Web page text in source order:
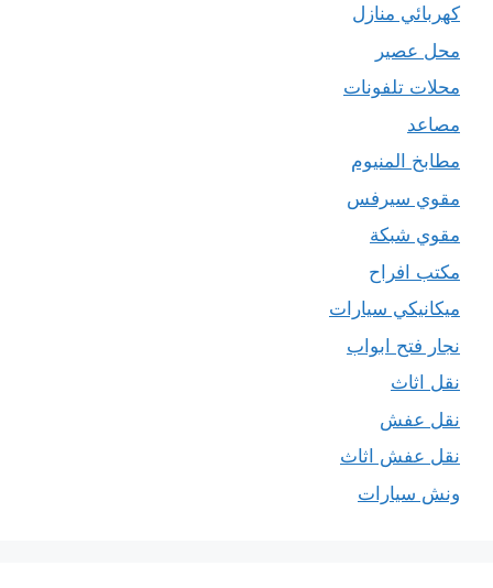
كهربائي منازل
محل عصير
محلات تلفونات
مصاعد
مطابخ المنيوم
مقوي سيرفس
مقوي شبكة
مكتب افراح
ميكانيكي سيارات
نجار فتح ابواب
نقل اثاث
نقل عفش
نقل عفش اثاث
ونش سيارات